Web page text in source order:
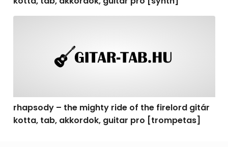
rhapsody – the mighty ride of the firelord gitár
kotta, tab, akkordok, guitar pro [trompetas]